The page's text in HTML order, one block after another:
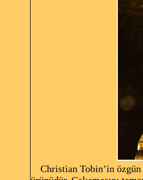
Christian Tobin’in özgün